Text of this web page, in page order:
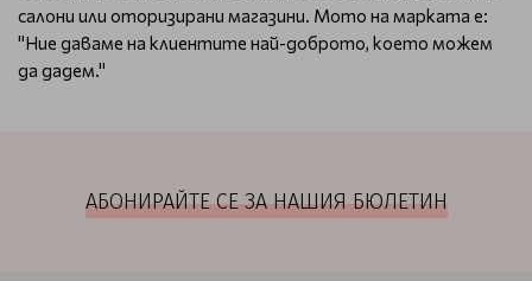
салони или оторизирани магазини. Мото на марката е:
"Ние даваме на клиентите най-доброто, което можем
да дадем."
АБОНИРАЙТЕ СЕ ЗА НАШИЯ БЮЛЕТИН